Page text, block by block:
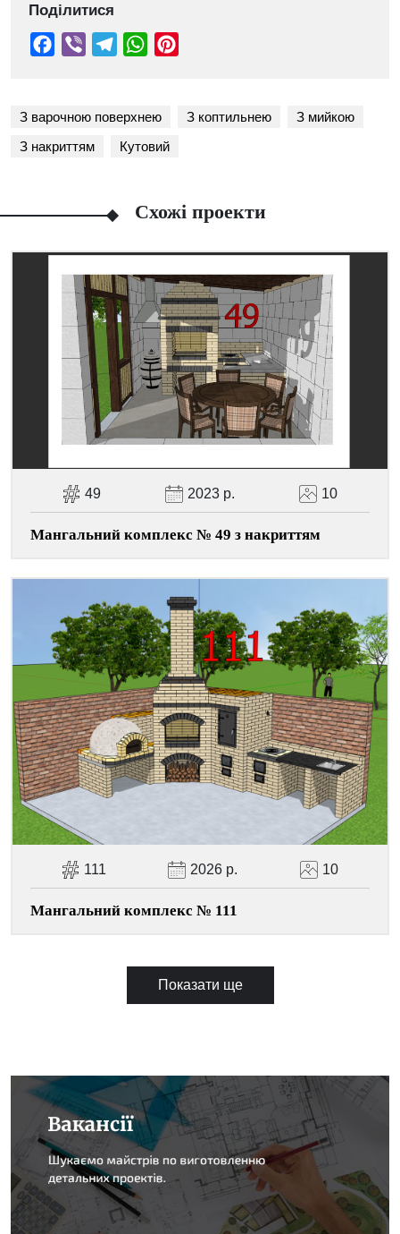
Поділитися
Facebook
Viber TelegramWhatsAppPinterest
З варочною поверхнею З коптильнею
З мийкою
З накриттям
Кутовий
Схожі проекти
49 2023 р. 10
Мангальний комплекс № 49 з накриттям
111 2026 р. 10
Мангальний комплекс № 111
Показати ще